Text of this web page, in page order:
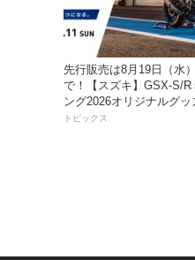
先行販売は8月19日（水
で！【スズキ】GSX-S/R
ング2026オリジナルグッ
入れよう！
トピックス